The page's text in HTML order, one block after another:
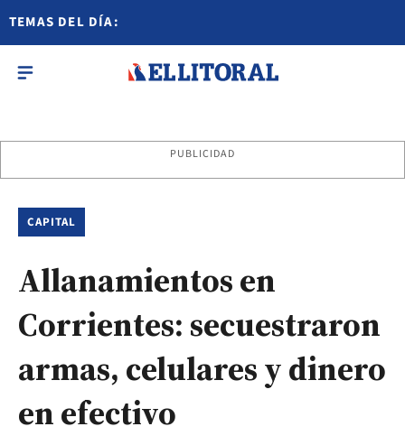
TEMAS DEL DÍA:
PUBLICIDAD
CAPITAL
Allanamientos en
Corrientes: secuestraron
armas, celulares y dinero
en efectivo